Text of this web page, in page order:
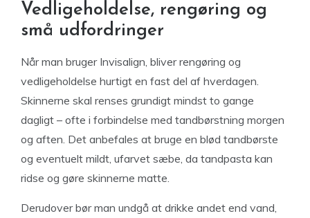
Vedligeholdelse, rengøring og
små udfordringer
Når man bruger Invisalign, bliver rengøring og
vedligeholdelse hurtigt en fast del af hverdagen.
Skinnerne skal renses grundigt mindst to gange
dagligt – ofte i forbindelse med tandbørstning morgen
og aften. Det anbefales at bruge en blød tandbørste
og eventuelt mildt, ufarvet sæbe, da tandpasta kan
ridse og gøre skinnerne matte.
Derudover bør man undgå at drikke andet end vand,